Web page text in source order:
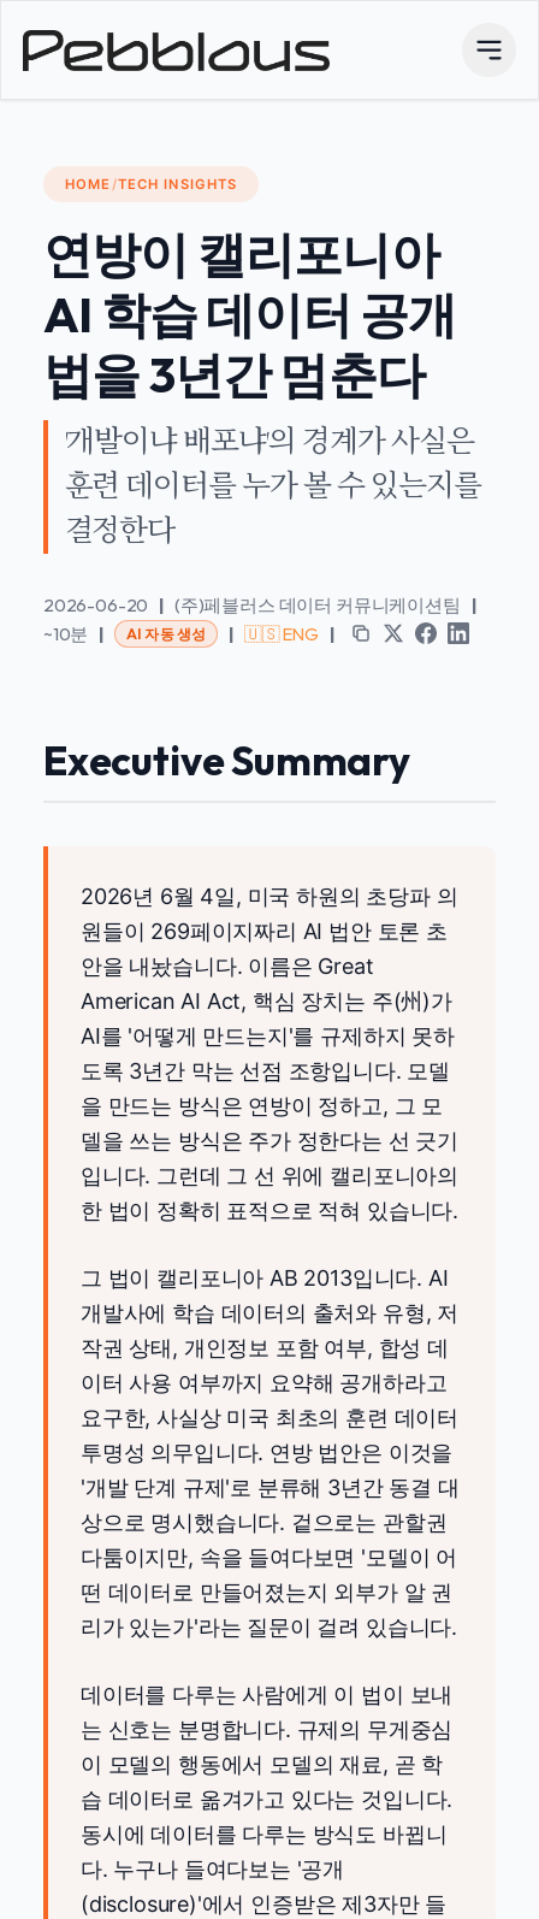
HOME/TECH INSIGHTS
연방이 캘리포니아
AI 학습 데이터 공개
법을 3년간 멈춘다
'개발이냐 배포냐'의 경계가 사실은
훈련 데이터를 누가 볼 수 있는지를
결정한다
2026-06-20 | (주)페블러스 데이터 커뮤니케이션팀
|
~10분 | AI 자동 생성 | 🇺🇸 ENG |
Executive Summary
2026년 6월 4일, 미국 하원의 초당파 의
원들이 269페이지짜리 AI 법안 토론 초
안을 내놨습니다. 이름은 Great
American AI Act, 핵심 장치는 주(州)가
AI를 '어떻게 만드는지'를 규제하지 못하
도록 3년간 막는 선점 조항입니다. 모델
을 만드는 방식은 연방이 정하고, 그 모
델을 쓰는 방식은 주가 정한다는 선 긋기
입니다. 그런데 그 선 위에 캘리포니아의
한 법이 정확히 표적으로 적혀 있습니다.
그 법이 캘리포니아 AB 2013입니다. AI
개발사에 학습 데이터의 출처와 유형, 저
작권 상태, 개인정보 포함 여부, 합성 데
이터 사용 여부까지 요약해 공개하라고
요구한, 사실상 미국 최초의 훈련 데이터
투명성 의무입니다. 연방 법안은 이것을
'개발 단계 규제'로 분류해 3년간 동결 대
상으로 명시했습니다. 겉으로는 관할권
다툼이지만, 속을 들여다보면 '모델이 어
떤 데이터로 만들어졌는지 외부가 알 권
리가 있는가'라는 질문이 걸려 있습니다.
데이터를 다루는 사람에게 이 법이 보내
는 신호는 분명합니다. 규제의 무게중심
이 모델의 행동에서 모델의 재료, 곧 학
습 데이터로 옮겨가고 있다는 것입니다.
동시에 데이터를 다루는 방식도 바뀝니
다. 누구나 들여다보는 '공개
(disclosure)'에서 인증받은 제3자만 들